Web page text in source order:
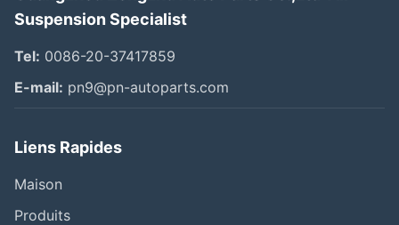
Suspension Specialist
Tel: 0086-20-37417859
E-mail: pn9@pn-autoparts.com
Liens Rapides
Maison
Produits